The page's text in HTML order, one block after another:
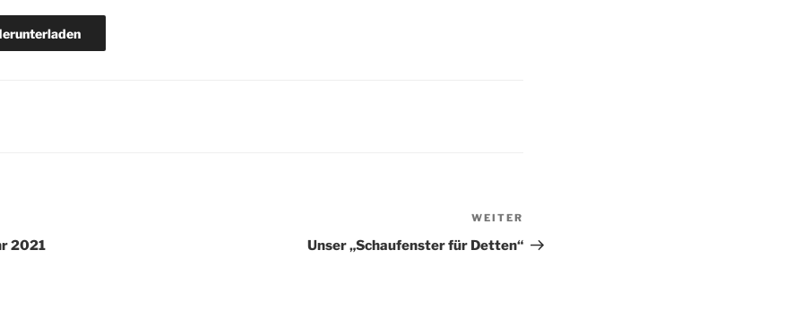
2021
Beitrag
WEITER
Unser „Schaufenster für Detten“